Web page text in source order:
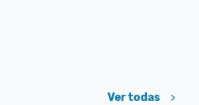
Ver todas